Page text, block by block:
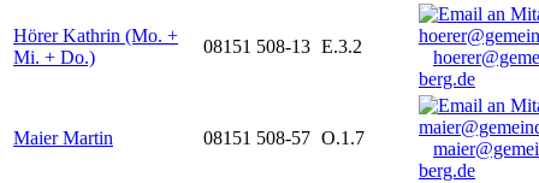
Hörer Kathrin (Mo. +
Mi. + Do.)
08151 508-13 E.3.2
berg.de
Maier Martin 08151 508-57 O.1.7
berg.de